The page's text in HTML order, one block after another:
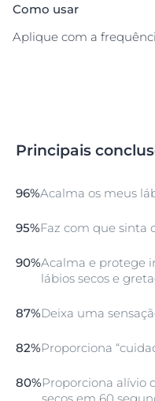
Como usar
Aplique com a
Principais
96%Acalma os meus
95%Faz com que sinta
90%Acalma e protege
lábios secos e
87%Deixa uma
82%Proporciona
80%Proporciona alívio